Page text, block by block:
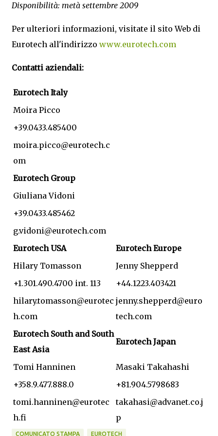
Disponibilità: metà settembre 2009
Per ulteriori informazioni, visitate il sito Web di
Eurotech all'indirizzo www.eurotech.com
Contatti aziendali:
Eurotech Italy
Moira Picco
+39.0433.485400
moira.picco@eurotech.c
om
Eurotech Group
Giuliana Vidoni
+39.0433.485462
g.vidoni@eurotech.com
Eurotech USA
Eurotech Europe
Hilary Tomasson
Jenny Shepperd
+1.301.490.4700 int. 113
+44.1223.403421
hilary.tomasson@eurotec
h.com
jenny.shepperd@euro
tech.com
Eurotech South and South
East Asia
Eurotech Japan
Tomi Hanninen
Masaki Takahashi
+358.9.477.888.0
+81.904.5798683
tomi.hanninen@eurotec
h.fi
takahasi@advanet.co.j
p
COMUNICATO STAMPA EUROTECH